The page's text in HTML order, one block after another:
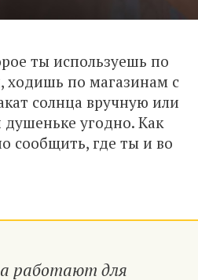
ты используешь по
ходишь по магазинам с
солнца вручную или
душеньке угодно. Как
сообщить, где ты и во
работают для